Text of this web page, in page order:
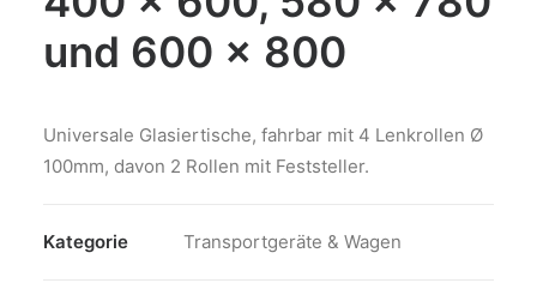
und 600 x 800
Universale Glasiertische, fahrbar mit 4 Lenkrollen Ø
100mm, davon 2 Rollen mit Feststeller.
Kategorie Transportgeräte & Wagen